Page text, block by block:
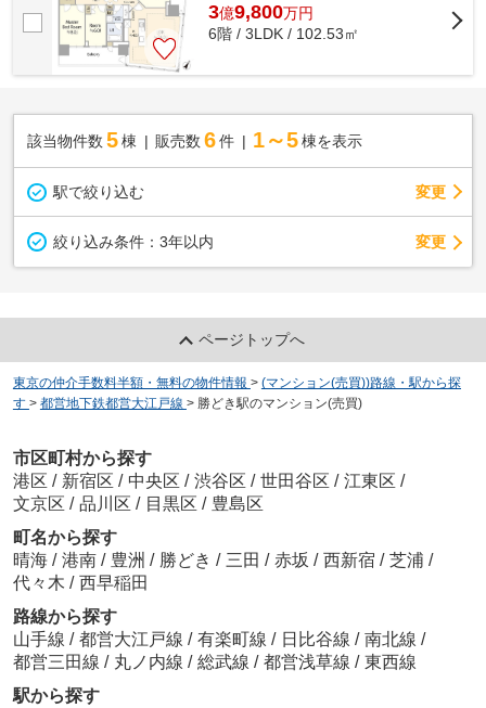
3億9,800万円
6階 / 3LDK / 102.53㎡
該当物件数 5棟 販売数 6 件 1～5 棟を表示
駅で絞り込む 変更
絞り込み条件： 3年以内 変更
ページトップへ
東京の仲介手数料半額・無料の物件情報 > (マンション(売買))路線・駅から探
す > 都営地下鉄都営大江戸線 > 勝どき駅のマンション(売買)
市区町村から探す
港区 / 新宿区 / 中央区 / 渋谷区 / 世田谷区 / 江東区 /
文京区 / 品川区 / 目黒区 / 豊島区
町名から探す
晴海 / 港南 / 豊洲 / 勝どき / 三田 / 赤坂 / 西新宿 / 芝浦 /
代々木 / 西早稲田
路線から探す
山手線 / 都営大江戸線 / 有楽町線 / 日比谷線 / 南北線 /
都営三田線 / 丸ノ内線 / 総武線 / 都営浅草線 / 東西線
駅から探す